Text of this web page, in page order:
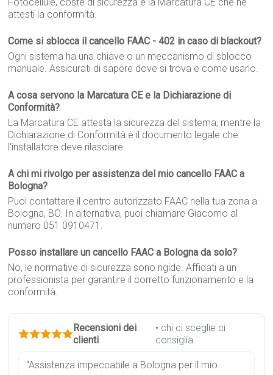
attesti la conformità.
Come si sblocca il cancello FAAC - 402 in caso di blackout?
Ogni sistema ha una chiave o un meccanismo di sblocco
manuale. Assicurati di sapere dove si trova e come usarlo.
A cosa servono la Marcatura CE e la Dichiarazione di
Conformità?
La Marcatura CE attesta la sicurezza del sistema, mentre la
Dichiarazione di Conformità è il documento legale che
l'installatore deve rilasciare.
A chi mi rivolgo per assistenza del mio cancello FAAC a
Bologna?
Puoi contattare il centro autorizzato FAAC nella tua zona a
Bologna, BO. In alternativa, puoi chiamare Giacomo al
numero 051 0910471.
Posso installare un cancello FAAC a Bologna da solo?
No, le normative di sicurezza sono rigide. Affidati a un
professionista per garantire il corretto funzionamento e la
conformità.
Recensioni dei
clienti
• chi ci sceglie ci
consiglia
“Assistenza impeccabile a Bologna per il mio